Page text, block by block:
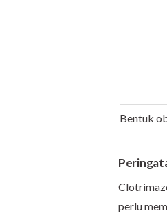
Bentuk
perlu